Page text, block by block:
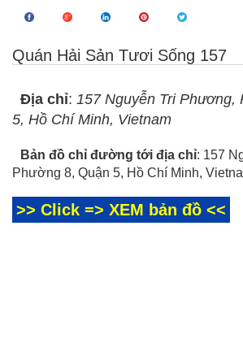
Quán Hải Sản Tươi Sống 157
Địa chỉ: 157 Nguyễn Tri Phương,
5, Hồ Chí Minh, Vietnam
Bản đồ chỉ đường tới địa chỉ: 157
Phường 8, Quận 5, Hồ Chí Minh,
>> Click => XEM bản đồ <<